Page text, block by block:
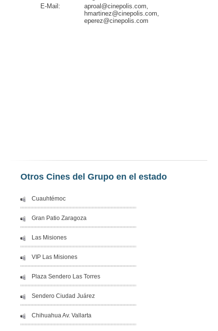
E-Mail:
aproal@cinepolis.com,
hmartinez@cinepolis.com,
eperez@cinepolis.com
Otros Cines del Grupo en el estado
Cuauhtémoc
Gran Patio Zaragoza
Las Misiones
VIP Las Misiones
Plaza Sendero Las Torres
Sendero Ciudad Juárez
Chihuahua Av. Vallarta